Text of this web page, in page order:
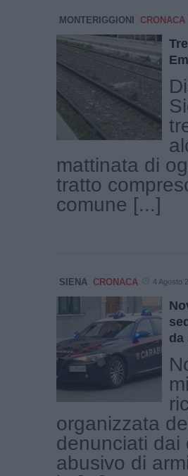
MONTERIGGIONI CRONACA
mattinata di
tratto
comune [...]
SIENA CRONACA 4 Agosto
da
organizzata
denunciati dai
abusivo di